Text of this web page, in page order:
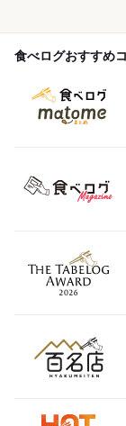
食べログおすすめ